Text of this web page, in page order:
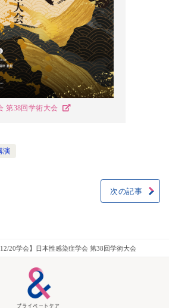
第38回学術大会
演
次の記事
12/20学会】日本性感染症学会 第38回学術大会